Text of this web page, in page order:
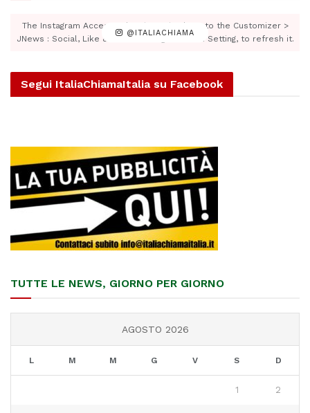
@ITALIACHIAMA
The Instagram Access Token is expired, Go to the Customizer >
JNews : Social, Like & View > Instagram Feed Setting, to refresh it.
Segui ItaliaChiamaItalia su Facebook
TUTTE LE NEWS, GIORNO PER GIORNO
AGOSTO 2026
L M M G V S D
1 2